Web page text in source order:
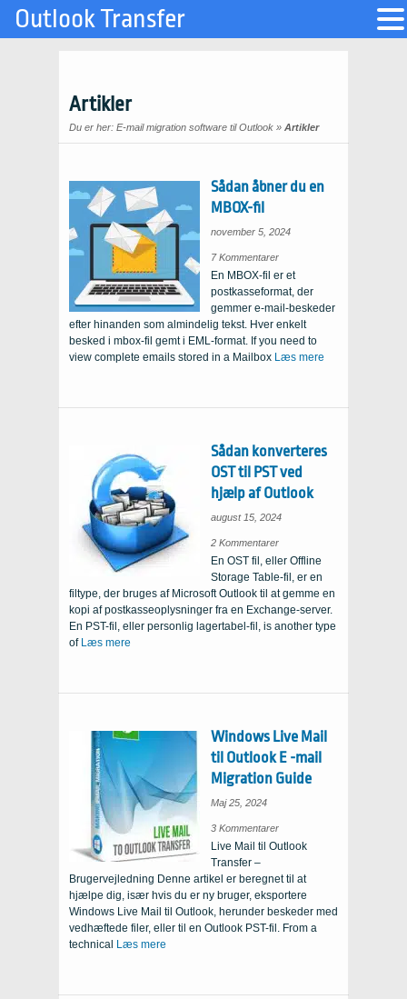
Artikler
Du er her: E-mail migration software til Outlook » Artikler
Sådan åbner du en
MBOX-fil
november 5, 2024
7 Kommentareron
to
a
MBOX
File
En MBOX-fil er et
postkasseformat, der
gemmer e-mail-beskeder
efter hinanden som almindelig tekst. Hver enkelt
besked i mbox-fil gemt i EML-format. If you need to
view complete emails stored in a Mailbox Læs mere
Sådan konverteres
OST til PST ved
hjælp af Outlook
august 15, 2024
2 Kommentarerom,
du
OST
til
PST
ved
hjælp
af
Outlook
En OST fil, eller Offline
Storage Table-fil, er en
filtype, der bruges af Microsoft Outlook til at gemme en
kopi af postkasseoplysninger fra en Exchange-server.
En PST-fil, eller personlig lagertabel-fil, is another type
of Læs mere
Windows Live Mail
til Outlook E -mail
Migration Guide
Maj 25, 2024
3 Kommentareron
Live
Outlook
Email
Migration
Guide
Live Mail til Outlook
Transfer –
Brugervejledning Denne artikel er beregnet til at
hjælpe dig, især hvis du er ny bruger, eksportere
Windows Live Mail til Outlook, herunder beskeder med
vedhæftede filer, eller til en Outlook PST-fil. From a
technical Læs mere
Outlook Transfer